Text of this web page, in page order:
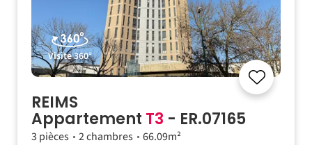
Visite 360°
REIMS
Appartement T3 - ER.07165
3 pièces 2 chambres 66.09m²